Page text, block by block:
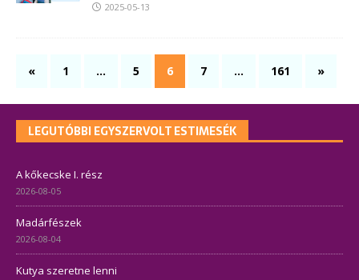
2025-05-13
« 1 … 5 6 7 … 161 »
LEGUTÓBBI EGYSZERVOLT ESTIMESÉK
A kőkecske I. rész
2026-08-05
Madárfészek
2026-08-04
Kutya szeretne lenni